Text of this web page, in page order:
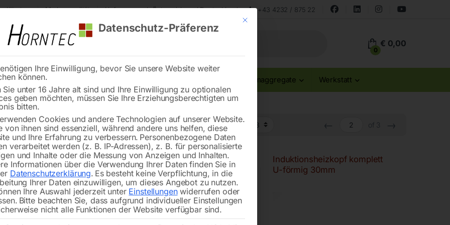
Kärnten Markenqualität Lieferung nach Österreich und Deutschland +43 4232 / 875 22
0
€ 0,00
Reinigung Stromaggregate Werkstatt
Seite 2
← of 3 →
komplett
40mm
Induktionsheizkopf komplett
U-förmig 68mm
Induktionsheizkopf komplett
U-förmig 30mm
Mit diesem Button wird der Dialog geschlossen. Seine Funktionalität ist
Datenschutz-Präferenz
Ihre Einwilligung, bevor Sie unsere Website weiter
können.
Sie unter 16 Jahre alt sind und Ihre Einwilligung zu optionalen
geben möchten, müssen Sie Ihre Erziehungsberechtigten um
bitten.
Cookies und andere Technologien auf unserer Website.
von ihnen sind essenziell, während andere uns helfen, diese
und Ihre Erfahrung zu verbessern. Personenbezogene Daten
verarbeitet werden (z. B. IP-Adressen), z. B. für personalisierte
und Inhalte oder die Messung von Anzeigen und Inhalten.
Informationen über die Verwendung Ihrer Daten finden Sie in
Datenschutzerklärung. Es besteht keine Verpflichtung, in die
Ihrer Daten einzuwilligen, um dieses Angebot zu nutzen.
Ihre Auswahl jederzeit unter Einstellungenwiderrufen oder
Bitte beachten Sie, dass aufgrund individueller Einstellungen
nicht alle Funktionen der Website verfügbar sind.